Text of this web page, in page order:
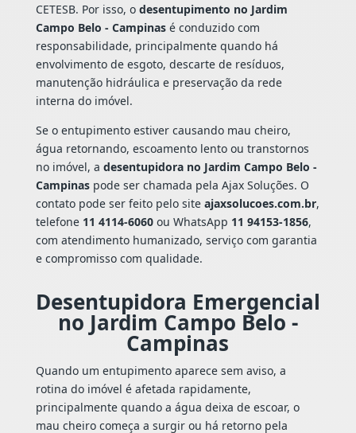
CETESB. Por isso, o desentupimento no Jardim
Campo Belo - Campinasé conduzido com
responsabilidade, principalmente quando há
envolvimento de esgoto, descarte de resíduos,
manutenção hidráulica e preservação da rede
interna do imóvel.
Se o entupimento estiver causando mau cheiro,
água retornando, escoamento lento ou transtornos
no imóvel, a desentupidora no Jardim Campo Belo -
Campinaspode ser chamada pela Ajax Soluções. O
contato pode ser feito pelo site ajaxsolucoes.com.br,
telefone 11 4114-6060ou WhatsApp 11 94153-1856,
com atendimento humanizado, serviço com garantia
e compromisso com qualidade.
Desentupidora Emergencial
no Jardim Campo Belo -
Campinas
Quando um entupimento aparece sem aviso, a
rotina do imóvel é afetada rapidamente,
principalmente quando a água deixa de escoar, o
mau cheiro começa a surgir ou há retorno pela